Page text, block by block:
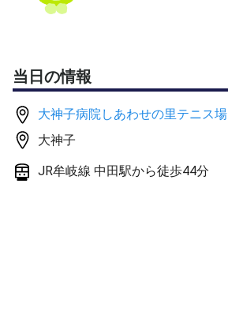
当日の情報
大神子病院しあわせの里テニス場
大神子
JR牟岐線 中田駅から徒歩44分